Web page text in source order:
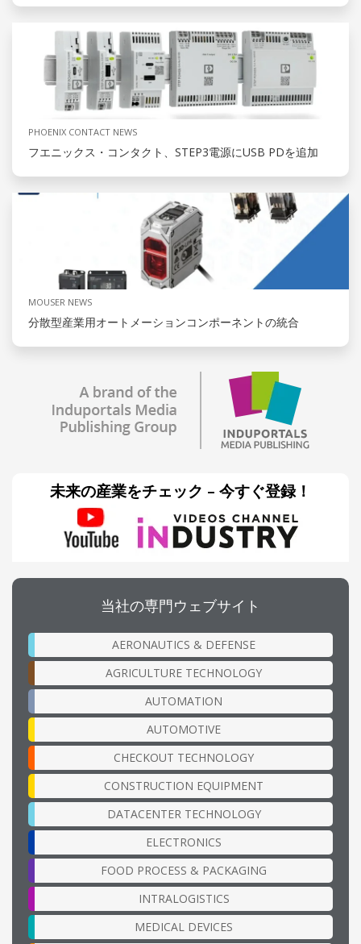
PHOENIX CONTACT NEWS
フエニックス・コンタクト、STEP3電源にUSB PDを追加
MOUSER NEWS
分散型産業用オートメーションコンポーネントの統合
未来の産業をチェック – 今すぐ登録！
当社の専門ウェブサイト
AERONAUTICS & DEFENSE
AGRICULTURE TECHNOLOGY
AUTOMATION
AUTOMOTIVE
CHECKOUT TECHNOLOGY
CONSTRUCTION EQUIPMENT
DATACENTER TECHNOLOGY
ELECTRONICS
FOOD PROCESS & PACKAGING
INTRALOGISTICS
MEDICAL DEVICES